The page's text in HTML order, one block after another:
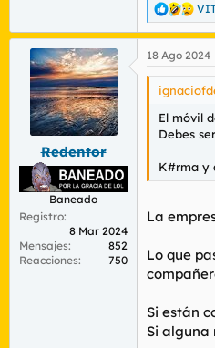
A veces
R
e
a
c
c
Redentor
Baneado
Registro
8 Mar 2024
Mensajes
852
Reacciones
750
18 Ago 2024
El móvil
Debes
K#rma y
La
Lo que
Si están
Si alguna